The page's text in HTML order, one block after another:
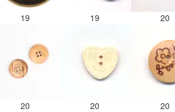
19 19 20
20 20 20